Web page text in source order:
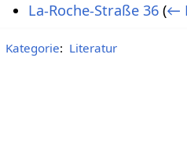
La-Roche-Straße 36 (←
Kategorie: Literatur